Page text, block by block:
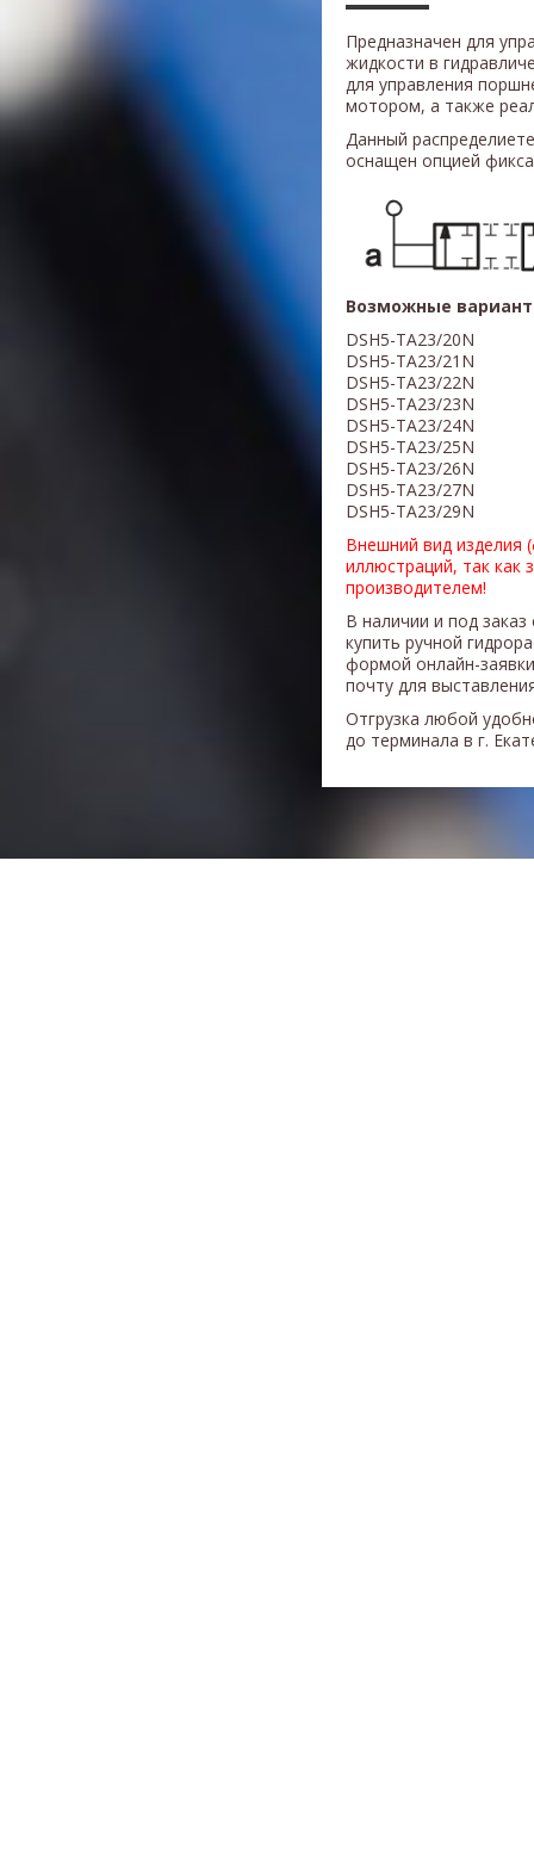
Предназначен для
жидкости в
для управления
мотором, а также
Данный
оснащен опцией
Возможные
DSH5-TA23/20N
DSH5-TA23/21N
DSH5-TA23/22N
DSH5-TA23/23N
DSH5-TA23/24N
DSH5-TA23/25N
DSH5-TA23/26N
DSH5-TA23/27N
DSH5-TA23/29N
Внешний вид изделия
иллюстраций, так как
производителем!
В наличии и под
купить ручной
формой онлайн-
почту для
Отгрузка любой
до терминала в г.